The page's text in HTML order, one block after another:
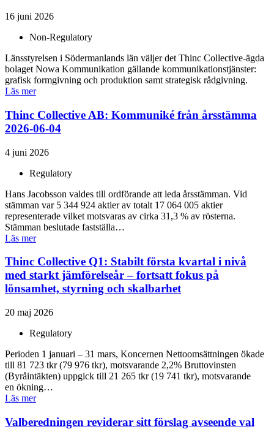
16 juni 2026
Non-Regulatory
Länsstyrelsen i Södermanlands län väljer det Thinc Collective-ägda
bolaget Nowa Kommunikation gällande kommunikationstjänster:
grafisk formgivning och produktion samt strategisk rådgivning.
Läs mer
Thinc Collective AB: Kommuniké från årsstämma
2026-06-04
4 juni 2026
Regulatory
Hans Jacobsson valdes till ordförande att leda årsstämman. Vid
stämman var 5 344 924 aktier av totalt 17 064 005 aktier
representerade vilket motsvaras av cirka 31,3 % av rösterna.
Stämman beslutade fastställa…
Läs mer
Thinc Collective Q1: Stabilt första kvartal i nivå
med starkt jämförelseår – fortsatt fokus på
lönsamhet, styrning och skalbarhet
20 maj 2026
Regulatory
Perioden 1 januari – 31 mars, Koncernen Nettoomsättningen ökade
till 81 723 tkr (79 976 tkr), motsvarande 2,2% Bruttovinsten
(Byråintäkten) uppgick till 21 265 tkr (19 741 tkr), motsvarande
en ökning…
Läs mer
Valberedningen reviderar sitt förslag avseende val